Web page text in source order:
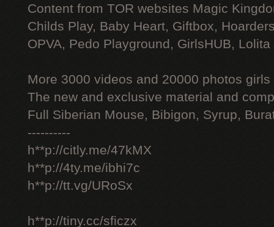
Content from TOR websites Magic
Childs Play, Baby Heart, Giftbox,
OPVA, Pedo Playground, GirlsHUB, Lolita
More 3000 videos and 20000 photos
The new and exclusive material and
Full Siberian Mouse, Bibigon, Syrup,
----------
h**p://citly.me/47kMX
h**p://4ty.me/ibhi7c
h**p://tt.vg/URoSx
h**p://tiny.cc/sficzx